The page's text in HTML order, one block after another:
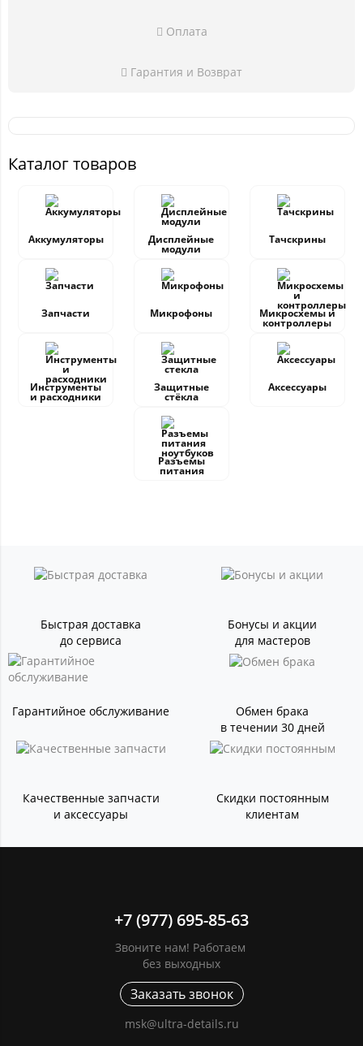
Оплата
Гарантия и Возврат
Каталог товаров
Аккумуляторы Дисплейные
модули
Тачскрины
Запчасти Микрофоны Микросхемы и
контроллеры
Инструменты
и расходники
Защитные
стёкла
Аксессуары
Разъемы
питания
Быстрая доставка
до сервиса
Бонусы и акции
для мастеров
Гарантийное обслуживание
Обмен брака
в течении 30 дней
Качественные запчасти
и аксессуары
Скидки постоянным
клиентам
+7 (977) 695-85-63
Звоните нам! Работаем
без выходных
Заказать звонок
msk@ultra-details.ru